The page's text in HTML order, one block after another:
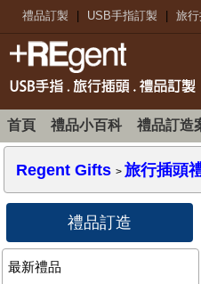
禮品訂製 USB手指訂製 旅
首頁 禮品小百科 禮品訂造
Regent Gifts >旅行插頭
禮品訂造
最新禮品